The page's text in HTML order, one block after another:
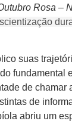
Rosa –
suas
fundamental
de
de
abriu um